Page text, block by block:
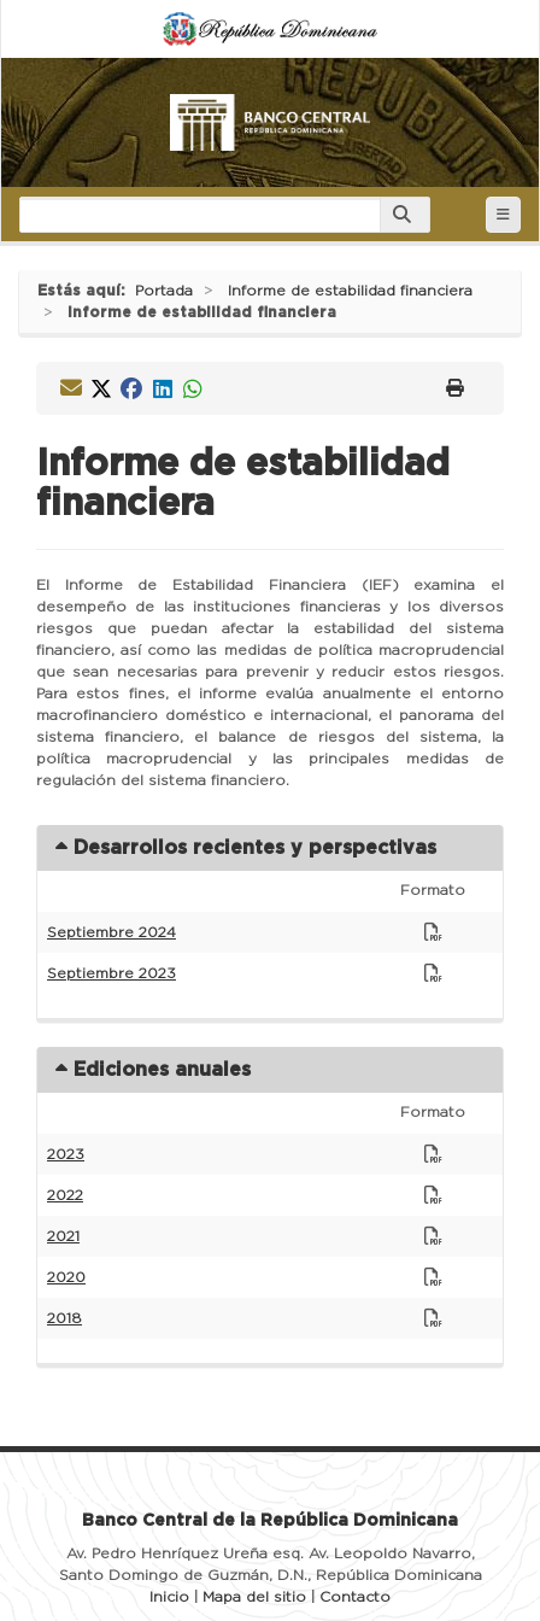
Estás aquí: Portada
Informe de estabilidad financiera
Informe de estabilidad financiera
Informe de estabilidad
financiera
El Informe de Estabilidad Financiera (IEF) examina el
desempeño de las instituciones financieras y los diversos
riesgos que puedan afectar la estabilidad del sistema
financiero, así como las medidas de política macroprudencial
que sean necesarias para prevenir y reducir estos riesgos.
Para estos fines, el informe evalúa anualmente el entorno
macrofinanciero doméstico e internacional, el panorama del
sistema financiero, el balance de riesgos del sistema, la
política macroprudencial y las principales medidas de
regulación del sistema financiero.
Desarrollos recientes y perspectivas
Formato
Septiembre 2024
Septiembre 2023
Ediciones anuales
Formato
2023
2022
2021
2020
2018
Banco Central de la República Dominicana
Av. Pedro Henríquez Ureña esq. Av. Leopoldo Navarro,
Santo Domingo de Guzmán, D.N., República Dominicana
Inicio
Mapa del sitio Contacto